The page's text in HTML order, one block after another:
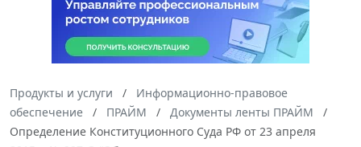
Продукты и услуги
Информационно-правовое
обеспечение
ПРАЙМ
Документы ленты ПРАЙМ
Определение Конституционного Суда РФ от 23 апреля